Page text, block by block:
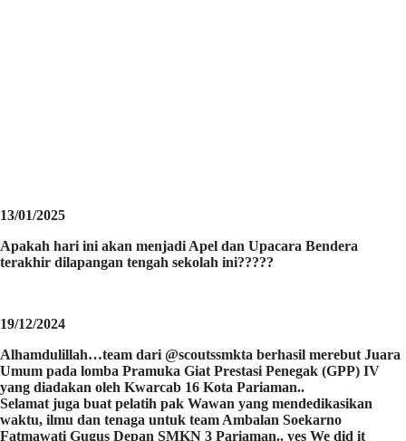
13/01/2025
Apakah hari ini akan menjadi Apel dan Upacara Bendera
terakhir dilapangan tengah sekolah ini?????
19/12/2024
Alhamdulillah…team dari @scoutssmkta berhasil merebut Juara
Umum pada lomba Pramuka Giat Prestasi Penegak (GPP) IV
yang diadakan oleh Kwarcab 16 Kota Pariaman..
Selamat juga buat pelatih pak Wawan yang mendedikasikan
waktu, ilmu dan tenaga untuk team Ambalan Soekarno
Fatmawati Gugus Depan SMKN 3 Pariaman.. yes We did it